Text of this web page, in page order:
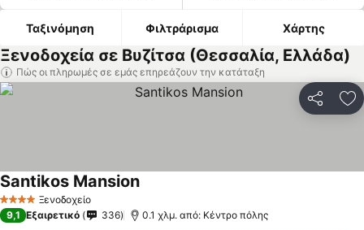
Ταξινόμηση Φιλτράρισμα Χάρτης
Ξενοδοχεία σε Βυζίτσα (Θεσσαλία, Ελλάδα)
Πώς οι πληρωμές σε εμάς επηρεάζουν την κατάταξη
4 ΑστέριαΞενοδοχείο
Santikos Mansion
9,1 Εξαιρετικό 336 0.1 χλμ. από: Κέντρο πόλης